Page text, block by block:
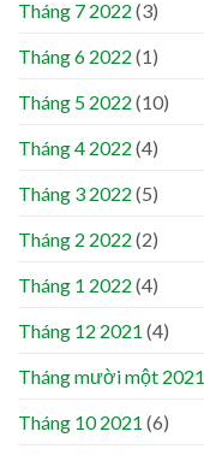
Tháng 7 2022 (3)
Tháng 6 2022 (1)
Tháng 5 2022 (10)
Tháng 4 2022 (4)
Tháng 3 2022 (5)
Tháng 2 2022 (2)
Tháng 1 2022 (4)
Tháng 12 2021 (4)
Tháng mười một 2021
Tháng 10 2021 (6)